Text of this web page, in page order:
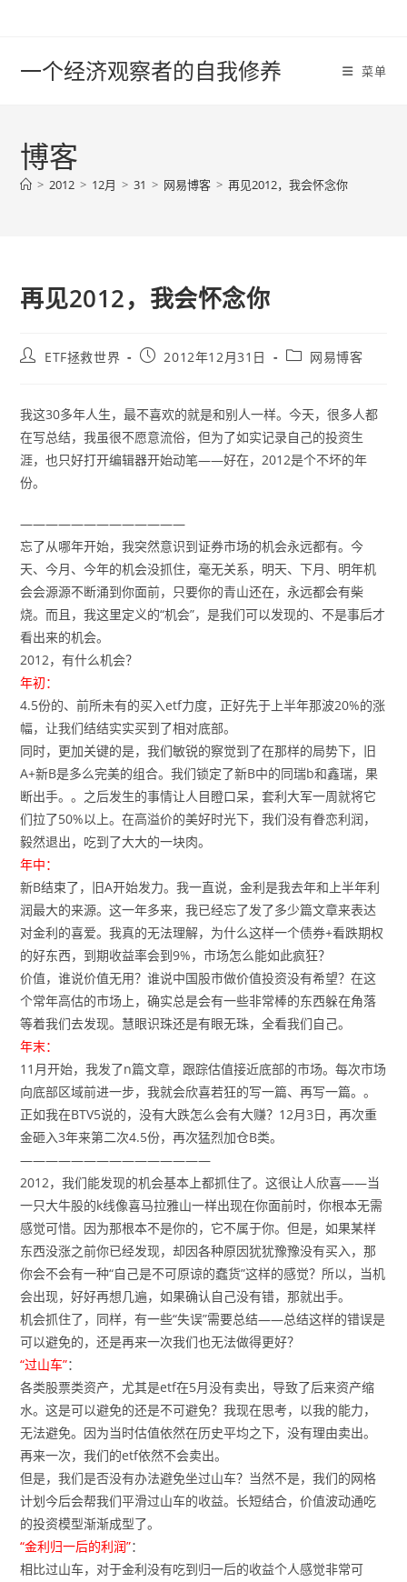
一个经济观察者的自我修养 菜单
博客
> 2012 > 12月 > 31 > 网易博客 > 再见2012，我会怀念你
再见2012，我会怀念你
PostETF拯救世界
Post2012年12月31日
Post网易博客
我这30多年人生，最不喜欢的就是和别人一样。今天，很多人都
在写总结，我虽很不愿意流俗，但为了如实记录自己的投资生
涯，也只好打开编辑器开始动笔——好在，2012是个不坏的年
份。
—————————————
忘了从哪年开始，我突然意识到证券市场的机会永远都有。今
天、今月、今年的机会没抓住，毫无关系，明天、下月、明年机
会会源源不断涌到你面前，只要你的青山还在，永远都会有柴
烧。而且，我这里定义的“机会”，是我们可以发现的、不是事后才
看出来的机会。
2012，有什么机会？
年初：
4.5份的、前所未有的买入etf力度，正好先于上半年那波20%的涨
幅，让我们结结实实买到了相对底部。
同时，更加关键的是，我们敏锐的察觉到了在那样的局势下，旧
A+新B是多么完美的组合。我们锁定了新B中的同瑞b和鑫瑞，果
断出手。。之后发生的事情让人目瞪口呆，套利大军一周就将它
们拉了50%以上。在高溢价的美好时光下，我们没有眷恋利润，
毅然退出，吃到了大大的一块肉。
年中：
新B结束了，旧A开始发力。我一直说，金利是我去年和上半年利
润最大的来源。这一年多来，我已经忘了发了多少篇文章来表达
对金利的喜爱。我真的无法理解，为什么这样一个债券+看跌期权
的好东西，到期收益率会到9%，市场怎么能如此疯狂？
价值，谁说价值无用？谁说中国股市做价值投资没有希望？在这
个常年高估的市场上，确实总是会有一些非常棒的东西躲在角落
等着我们去发现。慧眼识珠还是有眼无珠，全看我们自己。
年末：
11月开始，我发了n篇文章，跟踪估值接近底部的市场。每次市场
向底部区域前进一步，我就会欣喜若狂的写一篇、再写一篇。。
正如我在BTV5说的，没有大跌怎么会有大赚？12月3日，再次重
金砸入3年来第二次4.5份，再次猛烈加仓B类。
———————————————
2012，我们能发现的机会基本上都抓住了。这很让人欣喜——当
一只大牛股的k线像喜马拉雅山一样出现在你面前时，你根本无需
感觉可惜。因为那根本不是你的，它不属于你。但是，如果某样
东西没涨之前你已经发现，却因各种原因犹犹豫豫没有买入，那
你会不会有一种“自己是不可原谅的蠢货”这样的感觉？所以，当机
会出现，好好再想几遍，如果确认自己没有错，那就出手。
机会抓住了，同样，有一些“失误”需要总结——总结这样的错误是
可以避免的，还是再来一次我们也无法做得更好？
“过山车”：
各类股票类资产，尤其是etf在5月没有卖出，导致了后来资产缩
水。这是可以避免的还是不可避免？我现在思考，以我的能力，
无法避免。因为当时估值依然在历史平均之下，没有理由卖出。
再来一次，我们的etf依然不会卖出。
但是，我们是否没有办法避免坐过山车？当然不是，我们的网格
计划今后会帮我们平滑过山车的收益。长短结合，价值波动通吃
的投资模型渐渐成型了。
“金利归一后的利润”：
相比过山车，对于金利没有吃到归一后的收益个人感觉非常可